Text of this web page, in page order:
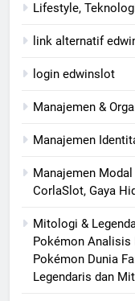
Lifestyle,
link alternatif
login edwinslot
Manajemen &
Manajemen
Manajemen
CorlaSlot, Gaya
Mitologi &
Pokémon Analisis
Pokémon Dunia
Legendaris dan